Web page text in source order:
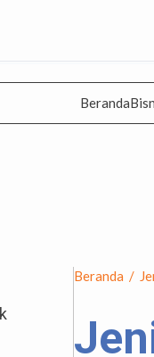
Beranda
Beranda /